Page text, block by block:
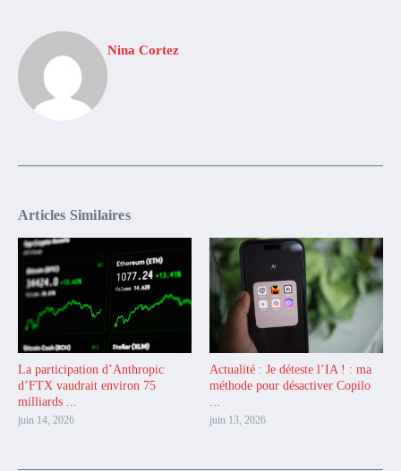
Nina Cortez
Articles Similaires
La participation d’Anthropic
d’FTX vaudrait environ 75
milliards ...
juin 14, 2026
Actualité : Je déteste l’IA ! : ma
méthode pour désactiver Copilo
...
juin 13, 2026